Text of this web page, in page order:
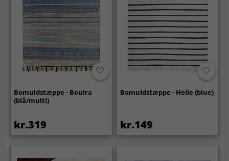
Bomuldstæppe - Bouira
(blå/multi)
kr.319
Bomuldstæppe - Helle (blue)
kr.149